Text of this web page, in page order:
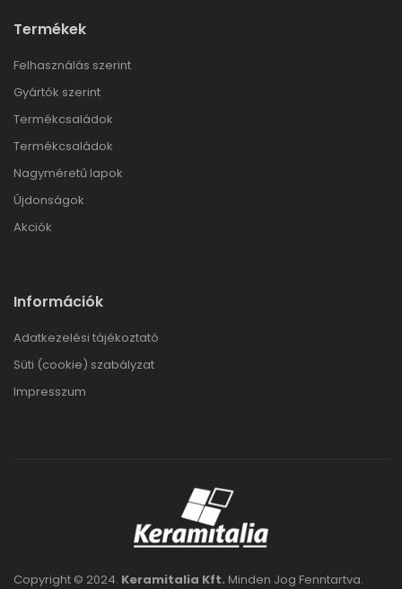
Termékek
Felhasználás szerint
Gyártók szerint
Termékcsaládok
Termékcsaládok
Nagyméretű lapok
Újdonságok
Akciók
Információk
Adatkezelési tájékoztató
Süti (cookie) szabályzat
Impresszum
Copyright © 2024. Keramitalia Kft. Minden Jog Fenntartva.